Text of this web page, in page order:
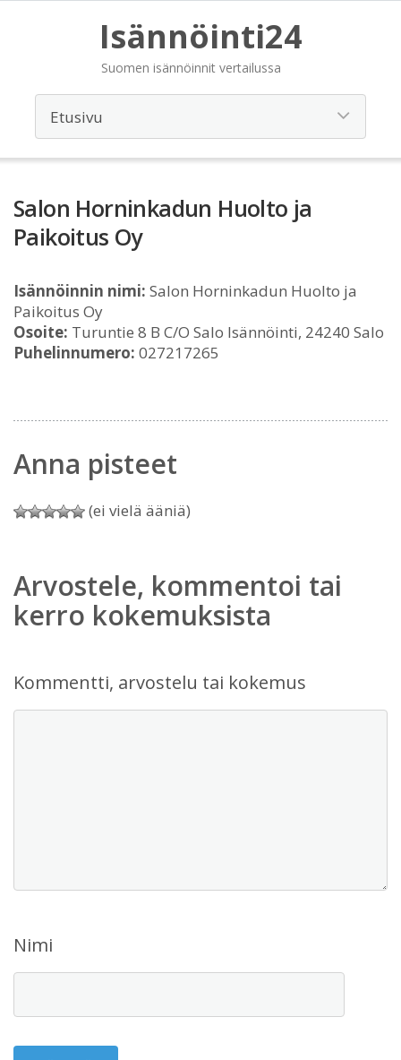
Isännöinti24
Suomen isännöinnit vertailussa
Salon Horninkadun Huolto ja
Paikoitus Oy
Isännöinnin nimi: Salon Horninkadun Huolto ja
Paikoitus Oy
Osoite: Turuntie 8 B C/O Salo Isännöinti, 24240 Salo
Puhelinnumero: 027217265
Anna pisteet
(ei vielä ääniä)
Arvostele, kommentoi tai
kerro kokemuksista
Kommentti, arvostelu tai kokemus
Nimi